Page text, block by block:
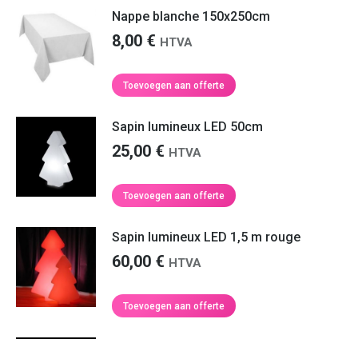
Nappe blanche 150x250cm
8,00 € HTVA
Toevoegen aan offerte
Sapin lumineux LED 50cm
25,00 € HTVA
Toevoegen aan offerte
Sapin lumineux LED 1,5 m rouge
60,00 € HTVA
Toevoegen aan offerte